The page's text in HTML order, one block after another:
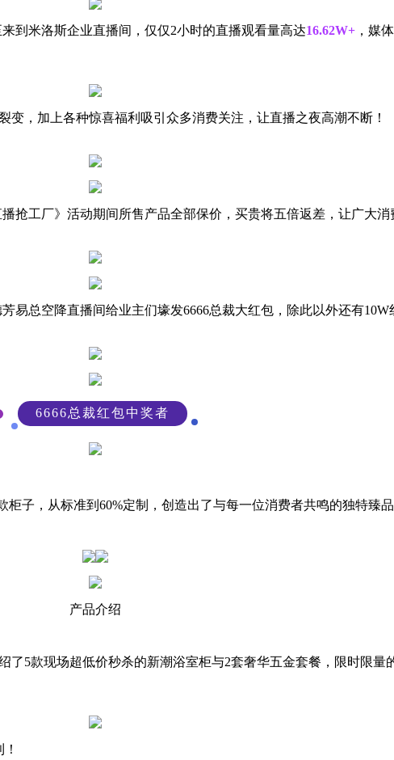
米洛斯企业直播间，仅仅2小时的直播观看量高达16.62W+ ，媒
，加上各种惊喜福利吸引众多消费关注，让直播之夜高潮不断！
抢工厂》活动期间所售产品全部保价，买贵将五倍返差，让广大
总空降直播间给业主们壕发6666总裁大红包，除此以外还有10W
6666总裁红包中奖者
子，从标准到60%定制，创造出了与每一位消费者共鸣的独特臻
产品介绍
5款现场超低价秒杀的新潮浴室柜与2套奢华五金套餐，限时限量